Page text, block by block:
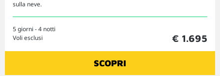
sulla neve.
5 giorni - 4 notti
Voli esclusi
€ 1.695
SCOPRI